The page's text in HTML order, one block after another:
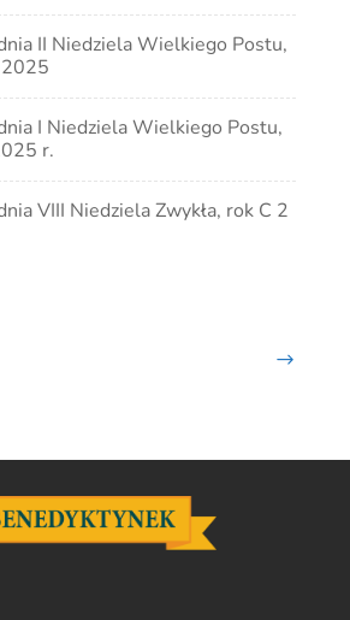
II Niedziela Wielkiego Postu,
I Niedziela Wielkiego Postu,
r.
VIII Niedziela Zwykła, rok C 2